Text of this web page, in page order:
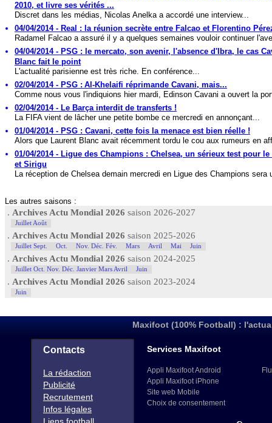
2010, et livre ses vérités ...
Discret dans les médias, Nicolas Anelka a accordé une interview...
04/04/2014 - Real : la réunion secrète entre Falcao et Florentino
Radamel Falcao a assuré il y a quelques semaines vouloir continuer
04/04/2014 - PSG : le mercato, son avenir, l'absence d'Ibra, le cas
Blanc fait le point
L'actualité parisienne est très riche. En conférence...
02/04/2014 - PSG : Al-Khelaifi réprimande Cavani, mais...
Comme nous vous l'indiquions hier mardi, Edinson Cavani a ouvert la
02/04/2014 - Le Barça interdit de transferts !
La FIFA vient de lâcher une petite bombe ce mercredi en annonçant...
01/04/2014 - PSG : Cavani, cette fois la menace est bien réelle !
Alors que Laurent Blanc avait récemment tordu le cou aux rumeurs en
01/04/2014 - Ligue des Champions : Chelsea, un sérieux test pour le
et Sirigu
La réception de Chelsea demain mercredi en Ligue des Champions sera
Les autres saisons :
. Archives Actu Mondial 2026 saison 2026-2027
Juillet Août
. Archives Actu Mondial 2026 saison 2025-2026
Juillet Sept. Oct. Nov. Déc. Fév. Mars Avril Mai Juin
. Archives Actu Mondial 2026 saison 2024-2025
Juillet Oct. Nov. Déc. Janvier Mars Avril Juin
. Archives Actu Mondial 2026 saison 2023-2024
Juin
Maxifoot (100% Football) :
Contacts
La rédaction
Publicité
Recrutement
Infos légales
Services Maxifoot
Appli Maxifoot Android
Appli Maxifoot iPhone
Site web Mobile
Choix de consentement